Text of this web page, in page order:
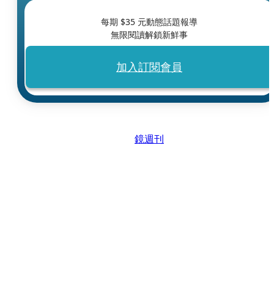
每期 $35 元動態話題報導
無限閱讀解鎖新鮮事
加入訂閱會員
鏡週刊